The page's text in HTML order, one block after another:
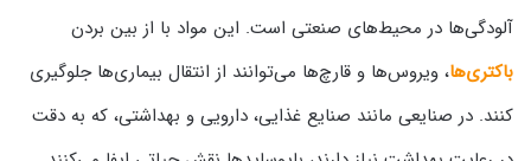
آلودگی‌ها در محیط‌های صنعتی است. این مواد با از بین بردن
باکتری‌ها، ویروس‌ها و قارچ‌ها می‌توانند از انتقال بیماری‌ها جلوگیری
کنند. در صنایعی مانند صنایع غذایی، دارویی و بهداشتی، که به دقت